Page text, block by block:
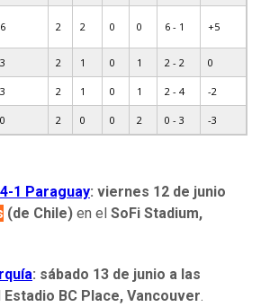
6 2 2 0 0 6 - 1 +5
3 2 1 0 1 2 - 2 0
3 2 1 0 1 2 - 4 -2
0 2 0 0 2 0 - 3 -3
1 Paraguay: viernes 12 de junio
(de Chile) en el SoFi Stadium,
: sábado 13 de junio a las
Estadio BC Place, Vancouver.